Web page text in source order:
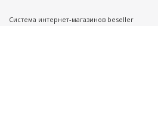
Система интернет-магазинов beseller